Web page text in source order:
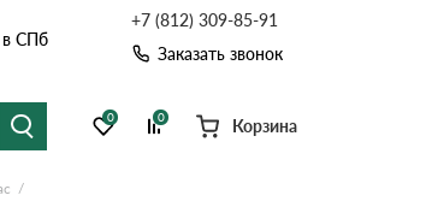
в СПб
+7 (812) 309-85-91
Заказать звонок
0 0 Корзина